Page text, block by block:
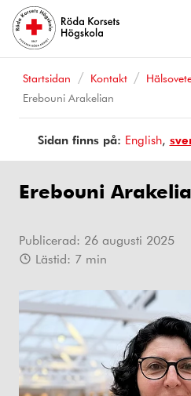
Startsidan Kontakt
Erebouni Arakelian
Sidan finns på: Page
is
in
English
Erebouni
Publicerad: 26 augusti 2025
Lästid: 7 min